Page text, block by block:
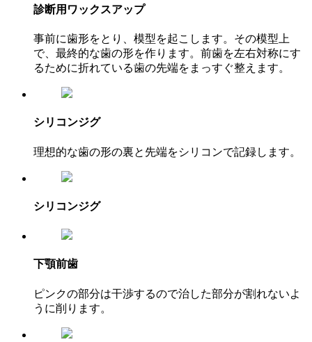
診断用ワックスアップ
事前に歯形をとり、模型を起こします。その模型上
で、最終的な歯の形を作ります。前歯を左右対称にす
るために折れている歯の先端をまっすぐ整えます。
シリコンジグ
理想的な歯の形の裏と先端をシリコンで記録します。
シリコンジグ
下顎前歯
ピンクの部分は干渉するので治した部分が割れないよ
うに削ります。